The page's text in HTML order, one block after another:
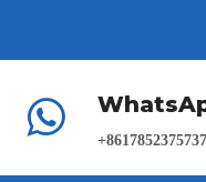
+8617852375737